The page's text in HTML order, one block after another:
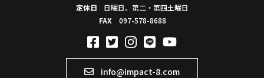
定休日
日曜日、第二・第四土曜日
FAX
097-578-8688
info@impact-8.com